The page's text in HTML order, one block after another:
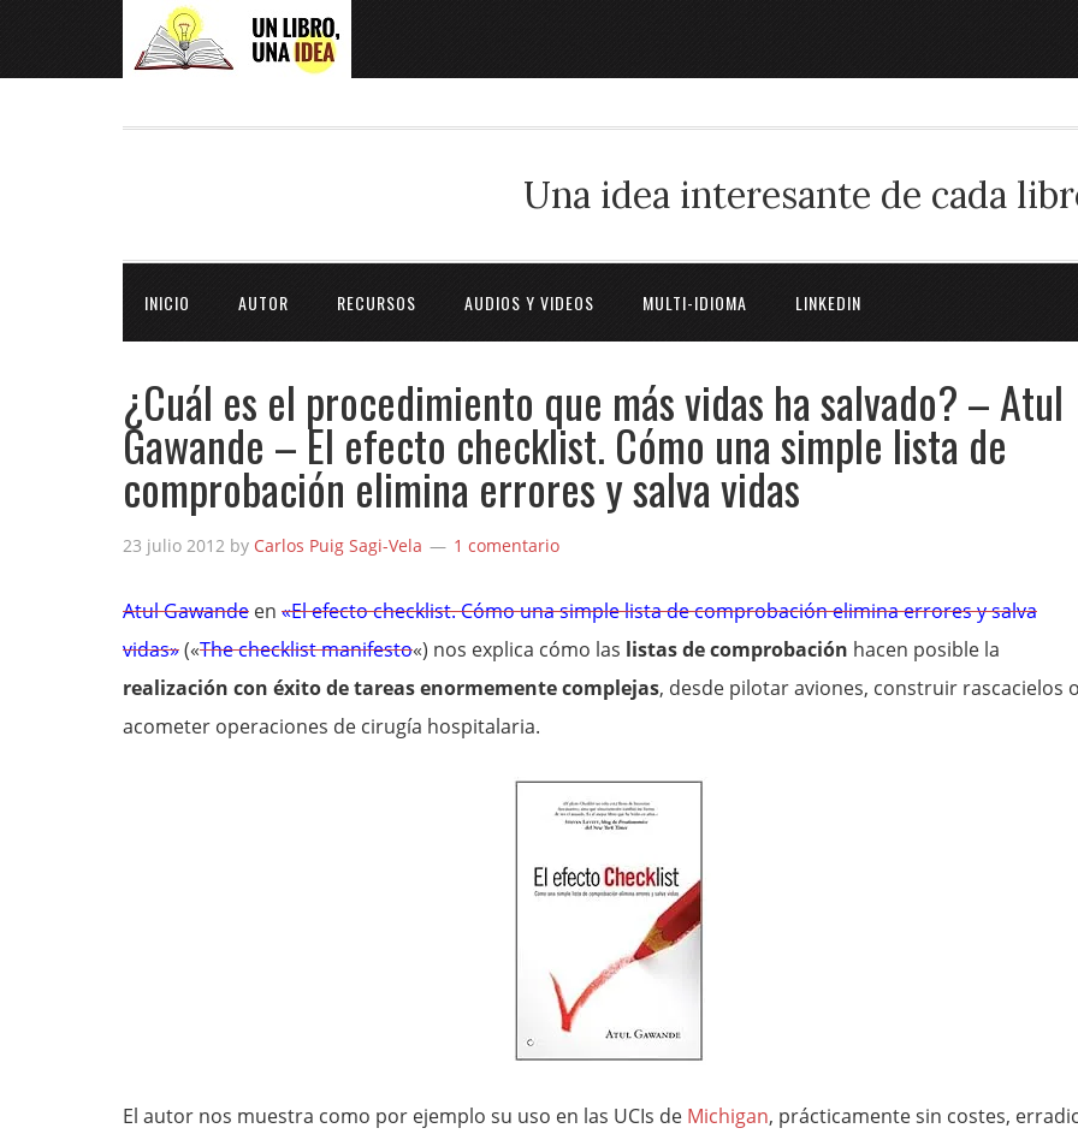
Una idea interesante de cada
INICIO AUTOR RECURSOS AUDIOS Y VIDEOS MULTI-IDIOMA LINKEDIN
¿Cuál es el procedimiento que más vidas ha salvado? – Atul
Gawande – El efecto checklist. Cómo una simple lista de
comprobación elimina errores y salva vidas
23 julio 2012 by Carlos Puig Sagi-Vela 1 comentario
Atul Gawande en «El efecto checklist. Cómo una simple lista de comprobación elimina errores y salva
vidas»(«The checklist manifesto«) nos explica cómo las listas de comprobación hacen posible la
realización con éxito de tareas enormemente complejas, desde pilotar aviones, construir rascacielos
acometer operaciones de cirugía hospitalaria.
El autor nos muestra como por ejemplo su uso en las UCIs de Michigan, prácticamente sin costes,